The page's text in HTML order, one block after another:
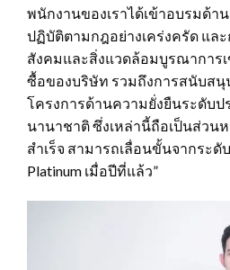
พนักงานของเราได้เข้าอบรมด้า
ปฏิบัติตามกฎอย่างเคร่งครัด แล
สังคมและสิ่งแวดล้อมบูรณาการ
ซื้อของบริษัท รวมถึงการสนับสนุ
โครงการด้านความยั่งยืนระดับป
นานาชาติ ซึ่งเหล่านี้ถือเป็นส่วน
สำเร็จ สามารถเลื่อนขั้นจากระดั
Platinum เมื่อปีที่แล้ว”